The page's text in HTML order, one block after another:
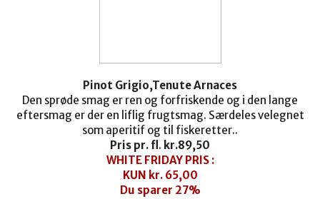
Pinot Grigio,Tenute Arnaces
Den sprøde smag er ren og forfriskende og i den lange
eftersmag er der en liflig frugtsmag. Særdeles velegnet
som aperitif og til fiskeretter..
Pris pr. fl . kr.89,50
WHITE FRIDAY PRIS :
KUN kr. 65,00
Du sparer 27%